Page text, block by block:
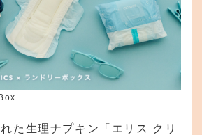
た生理ナプキン「エリス クリ